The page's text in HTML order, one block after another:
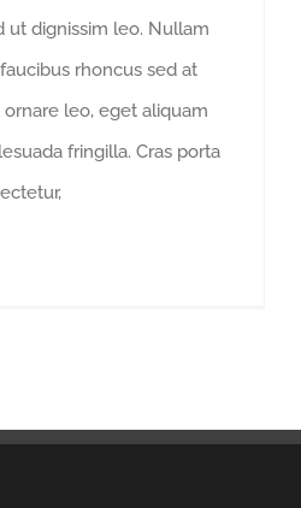
ut dignissim leo. Nullam
rhoncus sed at
leo, eget aliquam
fringilla. Cras porta